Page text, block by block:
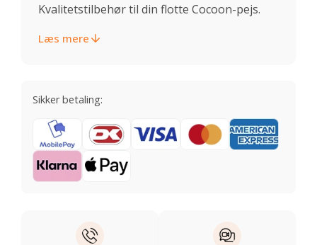
Kvalitetstilbehør til din flotte Cocoon-pejs.
Læs mere
Sikker betaling: